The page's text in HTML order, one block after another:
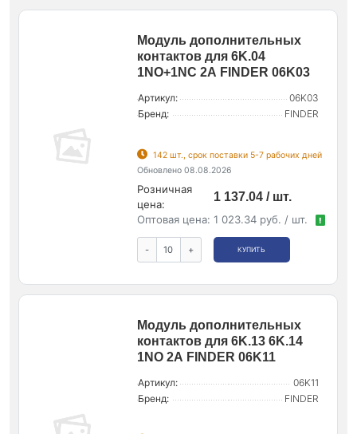
Модуль дополнительных
контактов для 6K.04
1NO+1NC 2А FINDER 06K03
Артикул:
06K03
Бренд:
FINDER
142 шт., срок поставки 5-7 рабочих дней
Обновлено 08.08.2026
Розничная
цена:
1 137.04 / шт.
Оптовая цена: 1 023.34 руб. / шт. !
- + КУПИТЬ
Модуль дополнительных
контактов для 6K.13 6K.14
1NO 2А FINDER 06K11
Артикул:
06K11
Бренд:
FINDER